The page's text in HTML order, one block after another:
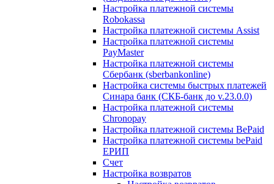
Настройка платежной системы
Robokassa
Настройка платежной системы Assist
Настройка платежной системы
PayMaster
Настройка платежной системы
Сбербанк (sberbankonline)
Настройка системы быстрых платежей
Синара банк (СКБ-банк до v.23.0.0)
Настройка платежной системы
Chronopay
Настройка платежной системы BePaid
Настройка платежной системы bePaid
ЕРИП
Счет
Настройка возвратов